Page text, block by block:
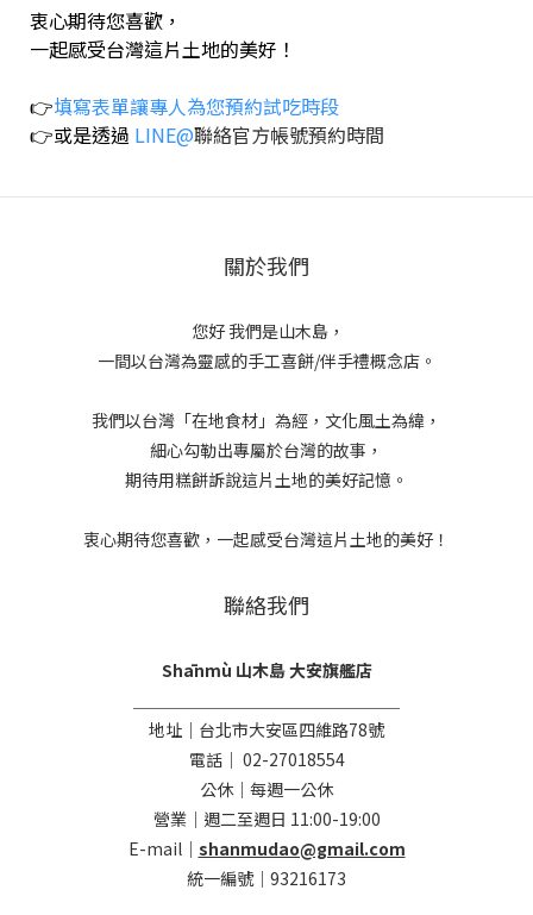
衷心期待您喜歡，
一起感受台灣這片土地的美好！
👉填寫表單讓專人為您預約試吃時段
👉或是透過 LINE@聯絡官方帳號預約時間
關於我們
您好 我們是山木島，
一間以台灣為靈感的手工喜餅/伴手禮概念店。
我們以台灣「在地食材」為經，文化風土為緯，
細心勾勒出專屬於台灣的故事，
期待用糕餅訴說這片土地的美好記憶。
衷心期待您喜歡，一起感受台灣這片土地的美好！
聯絡我們
Shānmù 山木島 大安旗艦店
地址｜台北市大安區四維路78號
電話｜ 02-27018554
公休｜每週一公休
營業｜週二至週日 11:00-19:00
E-mail｜ shanmudao@gmail.com
統一編號｜93216173